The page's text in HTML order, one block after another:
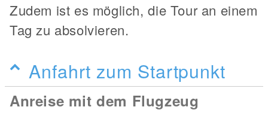
Zudem ist es möglich, die Tour an einem
Tag zu absolvieren.
Anfahrt zum Startpunkt
Anreise mit dem Flugzeug